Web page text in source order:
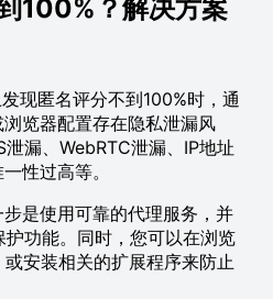
100%？解决方案
匿名评分不到100%时，通
览器配置存在隐私泄漏风
漏、WebRTC泄漏、IP地址
性过高等。
是使用可靠的代理服务，并
功能。同时，您可以在浏览
安装相关的扩展程序来防止